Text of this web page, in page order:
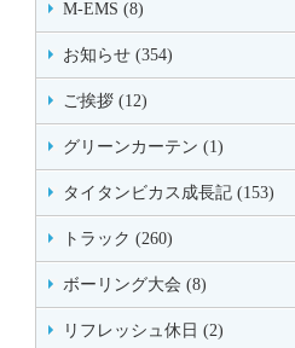
M-EMS (8)
お知らせ (354)
ご挨拶 (12)
グリーンカーテン (1)
タイタンビカス成長記 (153)
トラック (260)
ボーリング大会 (8)
リフレッシュ休日 (2)